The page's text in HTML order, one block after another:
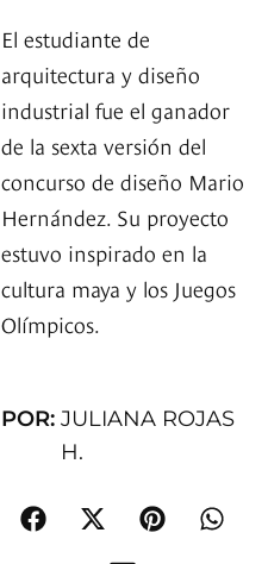
El estudiante de
arquitectura y diseño
industrial fue el ganador
de la sexta versión del
concurso de diseño Mario
Hernández. Su proyecto
estuvo inspirado en la
cultura maya y los Juegos
Olímpicos.
POR: JULIANA ROJAS
H.